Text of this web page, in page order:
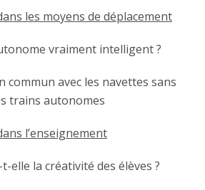
les moyens de déplacement
vraiment intelligent ?
commun avec les navettes sans
trains autonomes
l’enseignement
t-elle la créativité des élèves ?